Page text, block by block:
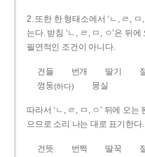
2. 또한 한 형태소에서 ‘ㄴ, ㄹ,
는다. 받침 ‘ㄴ, ㄹ, ㅁ, ㅇ’은 뒤
필연적인 조건이 아니다.
건들 번개 딸기
껑둥(하다) 뭉실
따라서 ‘ㄴ, ㄹ, ㅁ, ㅇ’ 뒤에 오
으므로 소리 나는 대로 표기한다.
건뜻 번쩍 딸꾹